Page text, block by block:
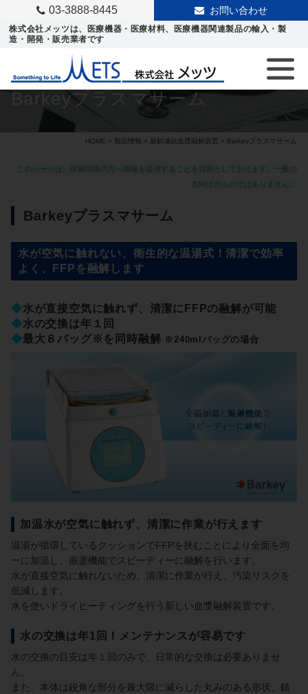
03-3888-8445 お問い合わせ
株式会社メッツは、医療機器・医療材料、医療機器関連製品の輸入・製
造・開発・販売業者です
Barkeyプラスマサーム
HOME > 製品情報 > 新鮮凍結血漿融解装置 > Barkeyプラスマサーム
このページは、医療関係の方へ情報を提供することを目的としております。一般の
Barkeyプラスマサーム
水が空気に触れない、衛生的な温湯式！清潔で効率
よく、FFPを融解します
◆水が直接空気に触れず、清潔にFFPの融解が可能
◆水の交換は年１回
◆最大８バッグ※を同時融解 ※240mlバッグの場合
加温水が空気に触れず、清潔に作業が行えます
温湯が循環しているクッションでFFPを挟むことにより全面を均
一に加温し、振盪機能でスピーディーに融解を行います。
水が直接空気に触れないため、清潔に作業が行え、汚染リスクを
低減します。
水を使いドライヒーティングを行う新しい血漿融解装置です。
水の交換は年1回！メンテナンスが容易です
水の交換の目安は年１回のみで、日常的な交換は必要ありませ
ん。
また、本体は鋭角な部分を最大限に減らした丸みのある形状、錆